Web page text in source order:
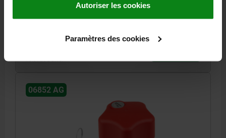
Autoriser les cookies
Paramètres des cookies
COLORIS DU CORPS DE BASE=ROUGE
D2=24 H1=45,5
Référence:06852-846810X20
06852 AG